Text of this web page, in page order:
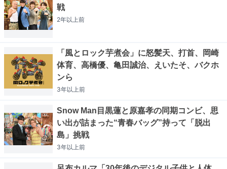
戦
2年以上前
「風とロック芋煮会」に怒髪天、打首、岡崎
体育、高橋優、亀田誠治、えいたそ、バクホ
ンら
3年以上前
Snow Man目黒蓮と原嘉孝の同期コンビ、思
い出が詰まった“青春バッグ”持って「脱出
島」挑戦
3年以上前